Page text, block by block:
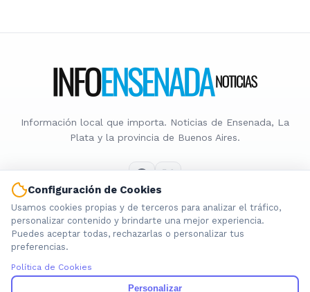
Información local que importa. Noticias de Ensenada, La
Plata y la provincia de Buenos Aires.
Nosotros
Cookies
Política de Contenido
Configuración de Cookies
Usamos cookies propias y de terceros para analizar el tráfico,
personalizar contenido y brindarte una mejor experiencia.
Puedes aceptar todas, rechazarlas o personalizar tus
preferencias.
Política de Cookies
Personalizar